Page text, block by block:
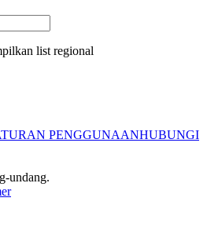
list regional
PENGGUNAANHUBUNGI
undang.